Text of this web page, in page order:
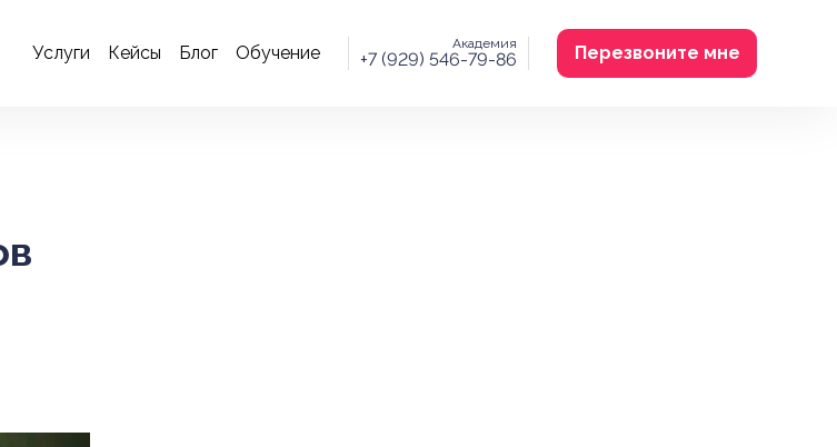
Услуги Кейсы Блог Обучение Академия
+7 (929) 546-79-86 Перезвоните мне